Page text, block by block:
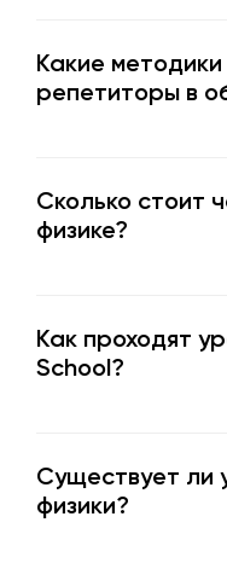
Какие
репетиторы в
Сколько стоит
физике?
Как проходят
School?
Существует ли
физики?